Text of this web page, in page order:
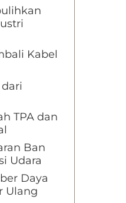
Kabel
TPA dan
Ban
Udara
Daya
Ulang